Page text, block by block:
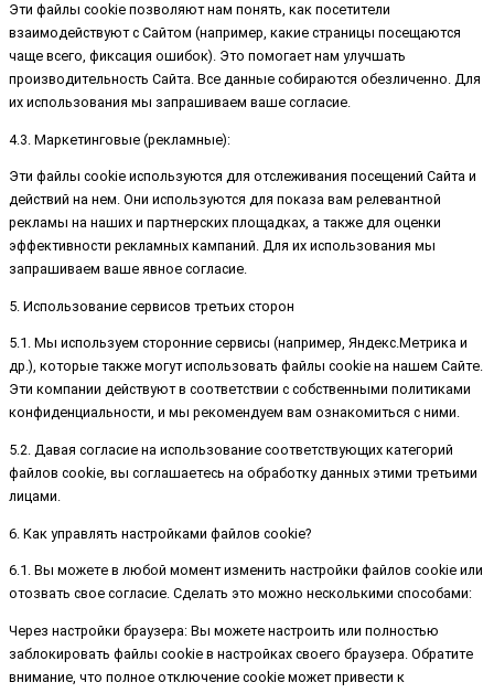
Эти файлы cookie позволяют нам понять, как посетители
взаимодействуют с Сайтом (например, какие страницы посещаются
чаще всего, фиксация ошибок). Это помогает нам улучшать
производительность Сайта. Все данные собираются обезличенно. Для
их использования мы запрашиваем ваше согласие.
4.3. Маркетинговые (рекламные):
Эти файлы cookie используются для отслеживания посещений Сайта и
действий на нем. Они используются для показа вам релевантной
рекламы на наших и партнерских площадках, а также для оценки
эффективности рекламных кампаний. Для их использования мы
запрашиваем ваше явное согласие.
5. Использование сервисов третьих сторон
5.1. Мы используем сторонние сервисы (например, Яндекс.Метрика и
др.), которые также могут использовать файлы cookie на нашем Сайте.
Эти компании действуют в соответствии с собственными политиками
конфиденциальности, и мы рекомендуем вам ознакомиться с ними.
5.2. Давая согласие на использование соответствующих категорий
файлов cookie, вы соглашаетесь на обработку данных этими третьими
лицами.
6. Как управлять настройками файлов cookie?
6.1. Вы можете в любой момент изменить настройки файлов cookie или
отозвать свое согласие. Сделать это можно несколькими способами:
Через настройки браузера: Вы можете настроить или полностью
заблокировать файлы cookie в настройках своего браузера. Обратите
внимание, что полное отключение cookie может привести к